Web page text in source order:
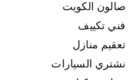
صالون الكويت
فني تكييف
تعقيم منازل
نشتري السيارات